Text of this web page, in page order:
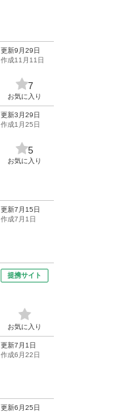
更新9月29日
作成11月11日
7
お気に入り
更新3月29日
作成1月25日
5
お気に入り
更新7月15日
作成7月1日
提携サイト
お気に入り
更新7月1日
作成6月22日
更新6月25日